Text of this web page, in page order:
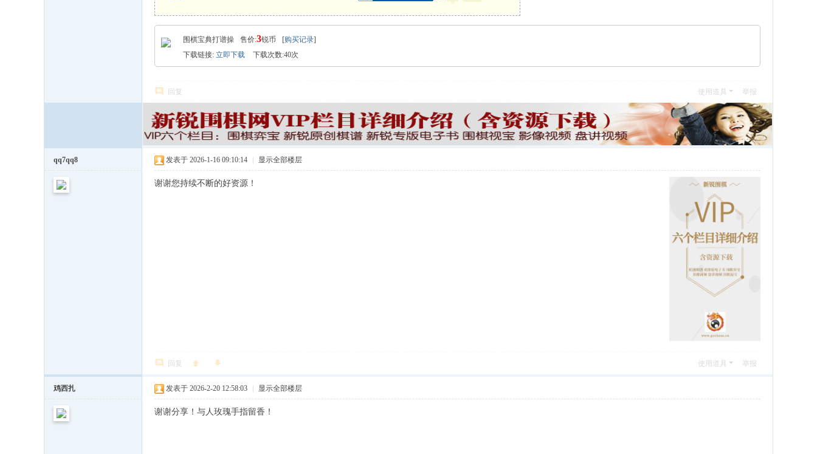
围棋宝典打谱操 售价:3锐币 [购买记录]
下载链接: 立即下载 下载次数:40次
回复 使用道具 举报
qq7qq8 发表于 2026-1-16 09:10:14 显示全部楼层
谢谢您持续不断的好资源！
回复 使用道具 举报
鸡西扎 发表于 2026-2-20 12:58:03 显示全部楼层
谢谢分享！与人玫瑰手指留香！